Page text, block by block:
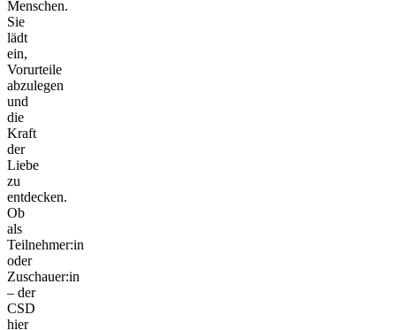
Menschen.
Sie
lädt
ein,
Vorurteile
abzulegen
und
die
Kraft
der
Liebe
zu
entdecken.
Ob
als
Teilnehmer:in
oder
Zuschauer:in
– der
CSD
hier